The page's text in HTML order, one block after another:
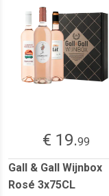
€ 19.99
Gall & Gall Wijnbox
Rosé 3x75CL